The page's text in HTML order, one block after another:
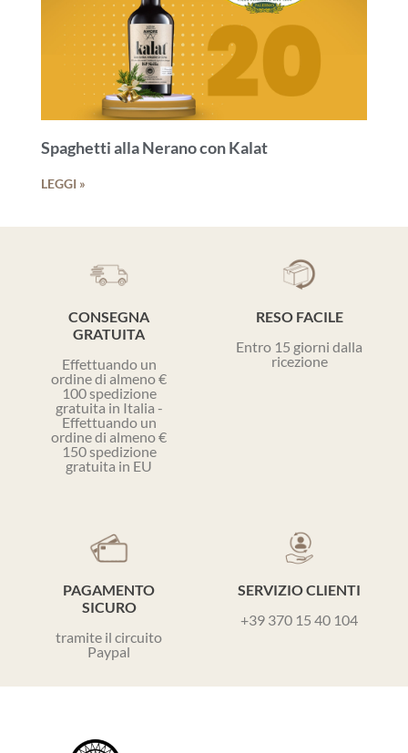
Spaghetti alla Nerano con Kalat
LEGGI »
CONSEGNA
GRATUITA
Effettuando un
ordine di almeno €
100 spedizione
gratuita in Italia -
Effettuando un
ordine di almeno €
150 spedizione
gratuita in EU
RESO FACILE
Entro 15 giorni dalla
ricezione
PAGAMENTO
SICURO
tramite il circuito
Paypal
SERVIZIO CLIENTI
+39 370 15 40 104